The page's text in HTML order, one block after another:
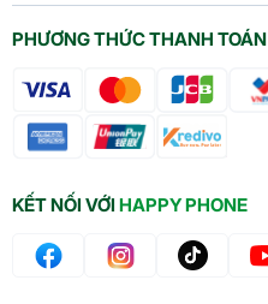
PHƯƠNG THỨC THANH TOÁN
KẾT NỐI VỚIHAPPY PHONE